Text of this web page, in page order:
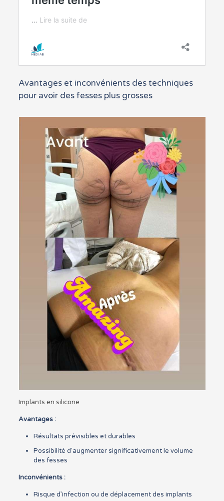
Avantages et inconvénients des techniques
pour avoir des fesses plus grosses
Implants en silicone
Avantages :
Résultats prévisibles et durables
Possibilité d’augmenter significativement le volume
des fesses
Inconvénients :
Risque d’infection ou de déplacement des implants